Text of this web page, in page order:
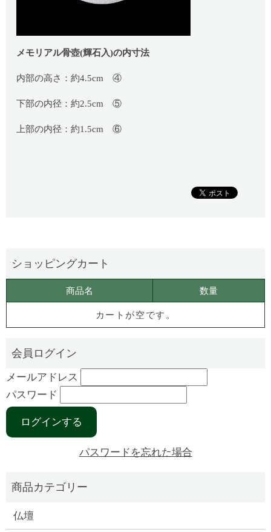
メモリアル骨壺(輝石入)の内寸法
内部の高さ：約4.5cm ④
下部の内径：約2.5cm ⑤
上部の内径：約1.5cm ⑥
商品名 数量
カートが空です。
メールアドレス
パスワード
パスワードを忘れた場合
仏壇